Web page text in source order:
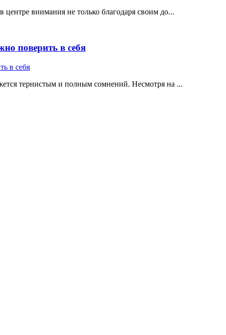
внимания не только благодаря своим до...
поверить в себя
тернистым и полным сомнений. Несмотря на ...